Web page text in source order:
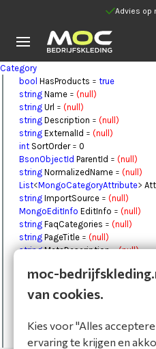
Advies op
Category
bool HasProducts = true
string Name = (null)
string Url = (null)
string Description = (null)
string ExternalId = (null)
int SortOrder= 0
BsonObjectId ParentId = (null)
string NormalizedName = (null)
List<MongoCategoryAttribute>
string ImportSource = (null)
MongoEditInfo EditInfo = (null)
string FaqCategories = (null)
string PageTitle = (null)
string MetaDescription=(null)
List<Image> Images=
Id =
DateTime DateCreated
bool IsVisible=false
bool IsNewEntity=true
moc-
van cookies.
Kies voor "Alles
ervaring te krijgen en